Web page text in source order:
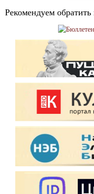
Рекомендуем